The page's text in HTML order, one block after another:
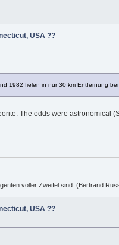
USA ??
1982 fielen in nur 30 km Entfernung
The odds were astronomical
voller Zweifel sind. (Bertrand
USA ??